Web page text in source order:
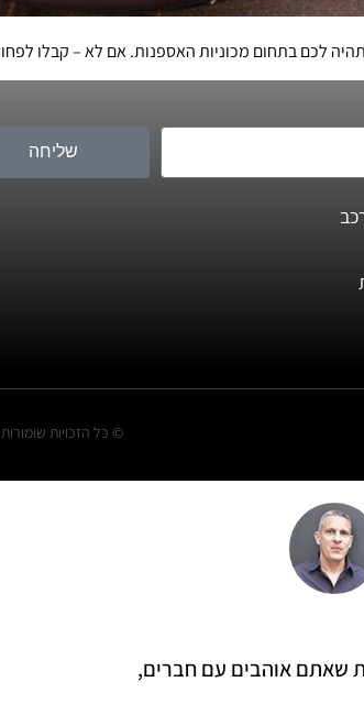
שליחה
© כל הזכויות שומורות
שאתם אוהבים עם חברים,